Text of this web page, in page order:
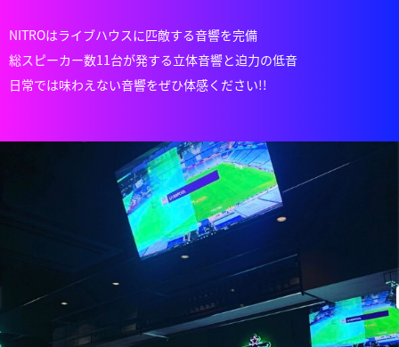
NITROはライブハウスに匹敵する音響を完備
総スピーカー数11台が発する立体音響と迫力の低音
日常では味わえない音響をぜひ体感ください!!